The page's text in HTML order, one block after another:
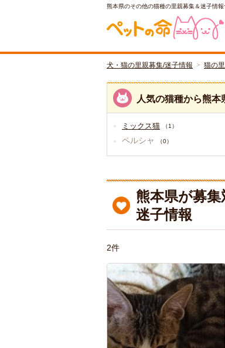
熊本県のその他の猫種の里親募集＆迷子情報
犬・猫の里親募集/迷子情報 猫の
人気の猫種から熊
ミックス猫 （1）
ペルシャ （0）
熊本県が募
迷子情報
2件